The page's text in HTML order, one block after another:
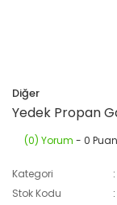
Diğer
Yedek Propan
(0) Yorum - 0 Puan
Kategori
Stok Kodu